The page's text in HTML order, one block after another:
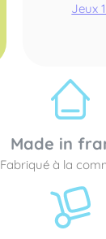
Jeux
Made in
Fabriqué à la